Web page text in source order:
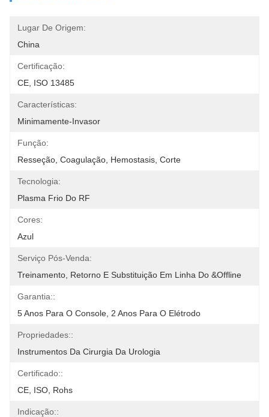
Lugar De Origem:
China
Certificação:
CE, ISO 13485
Características:
Minimamente-Invasor
Função:
Resseção, Coagulação, Hemostasis, Corte
Tecnologia:
Plasma Frio Do RF
Cores:
Azul
Serviço Pós-Venda:
Treinamento, Retorno E Substituição Em Linha Do &offline
Garantia::
5 Anos Para O Console, 2 Anos Para O Elétrodo
Propriedades::
Instrumentos Da Cirurgia Da Urologia
Certificado::
CE, ISO, Rohs
Indicação::